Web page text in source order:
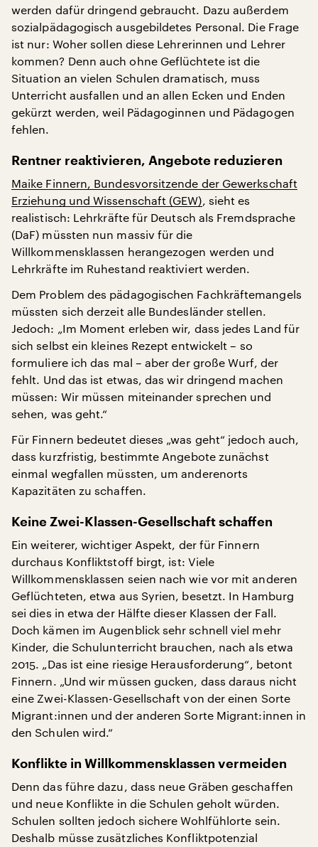
werden dafür dringend gebraucht. Dazu außerdem
sozialpädagogisch ausgebildetes Personal. Die Frage
ist nur: Woher sollen diese Lehrerinnen und Lehrer
kommen? Denn auch ohne Geflüchtete ist die
Situation an vielen Schulen dramatisch, muss
Unterricht ausfallen und an allen Ecken und Enden
gekürzt werden, weil Pädagoginnen und Pädagogen
fehlen.
Rentner reaktivieren, Angebote reduzieren
Maike Finnern, Bundesvorsitzende der Gewerkschaft
Erziehung und Wissenschaft (GEW), sieht es
realistisch: Lehrkräfte für Deutsch als Fremdsprache
(DaF) müssten nun massiv für die
Willkommensklassen herangezogen werden und
Lehrkräfte im Ruhestand reaktiviert werden.
Dem Problem des pädagogischen Fachkräftemangels
müssten sich derzeit alle Bundesländer stellen.
Jedoch: „Im Moment erleben wir, dass jedes Land für
sich selbst ein kleines Rezept entwickelt – so
formuliere ich das mal – aber der große Wurf, der
fehlt. Und das ist etwas, das wir dringend machen
müssen: Wir müssen miteinander sprechen und
sehen, was geht.“
Für Finnern bedeutet dieses „was geht“ jedoch auch,
dass kurzfristig, bestimmte Angebote zunächst
einmal wegfallen müssten, um anderenorts
Kapazitäten zu schaffen.
Keine Zwei-Klassen-Gesellschaft schaffen
Ein weiterer, wichtiger Aspekt, der für Finnern
durchaus Konfliktstoff birgt, ist: Viele
Willkommensklassen seien nach wie vor mit anderen
Geflüchteten, etwa aus Syrien, besetzt. In Hamburg
sei dies in etwa der Hälfte dieser Klassen der Fall.
Doch kämen im Augenblick sehr schnell viel mehr
Kinder, die Schulunterricht brauchen, nach als etwa
2015. „Das ist eine riesige Herausforderung“, betont
Finnern. „Und wir müssen gucken, dass daraus nicht
eine Zwei-Klassen-Gesellschaft von der einen Sorte
Migrant:innen und der anderen Sorte Migrant:innen in
den Schulen wird.“
Konflikte in Willkommensklassen vermeiden
Denn das führe dazu, dass neue Gräben geschaffen
und neue Konflikte in die Schulen geholt würden.
Schulen sollten jedoch sichere Wohlfühlorte sein.
Deshalb müsse zusätzliches Konfliktpotenzial